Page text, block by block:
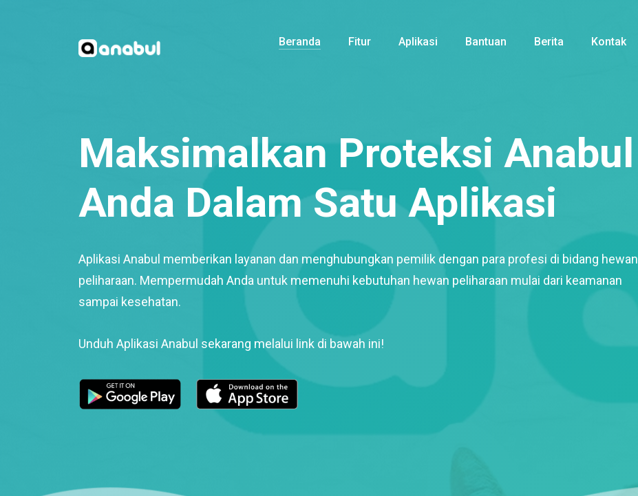
Beranda Fitur Aplikasi Bantuan Berita Kontak
Maksimalkan Proteksi Anabul
Anda Dalam Satu Aplikasi
Aplikasi Anabul memberikan layanan dan menghubungkan pemilik dengan para profesi di bidang hewan
peliharaan. Mempermudah Anda untuk memenuhi kebutuhan hewan peliharaan mulai dari keamanan
sampai kesehatan.
Unduh Aplikasi Anabul sekarang melalui link di bawah ini!